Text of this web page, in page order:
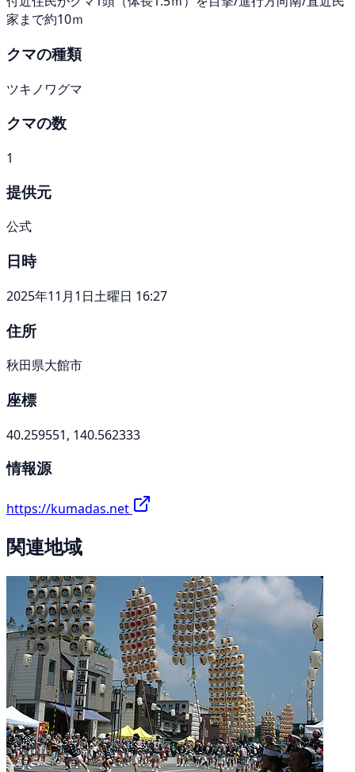
家まで約10ｍ
クマの種類
ツキノワグマ
クマの数
1
提供元
公式
日時
2025年11月1日土曜日 16:27
住所
秋田県大館市
座標
40.259551, 140.562333
情報源
https://kumadas.net
関連地域